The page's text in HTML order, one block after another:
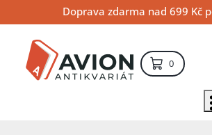
na
obsah
na
navigaci
na
vyhledávání
Doprava zdarma nad 699 Kč
0položek –